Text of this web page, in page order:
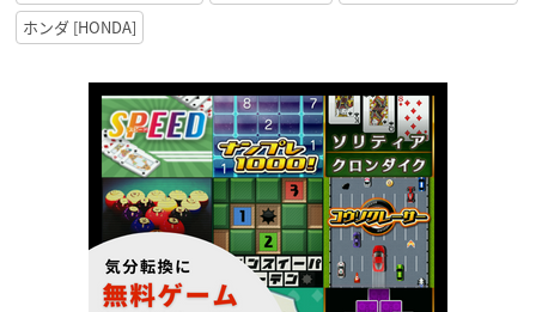
ホンダ [HONDA]